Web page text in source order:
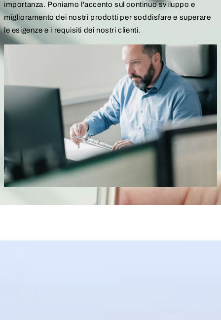
importanza. Poniamo l'accento sul continuo sviluppo e
miglioramento dei nostri prodotti per soddisfare e superare
le esigenze e i requisiti dei nostri clienti.